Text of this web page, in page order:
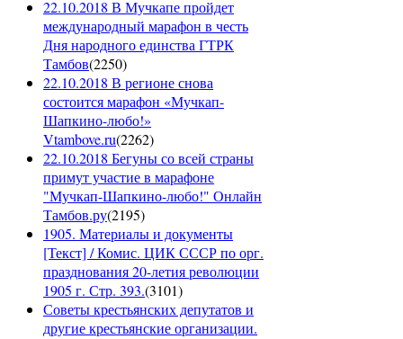
22.10.2018 В Мучкапе пройдет
международный марафон в честь
Дня народного единства ГТРК
Тамбов(2250)
22.10.2018 В регионе снова
состоится марафон «Мучкап-
Шапкино-любо!»
Vtambove.ru(2262)
22.10.2018 Бегуны со всей страны
примут участие в марафоне
"Мучкап-Шапкино-любо!" Онлайн
Тамбов.ру(2195)
1905. Материалы и документы
[Текст] / Комис. ЦИК СССР по орг.
празднования 20-летия революции
1905 г. Стр. 393.(3101)
Советы крестьянских депутатов и
другие крестьянские организации.